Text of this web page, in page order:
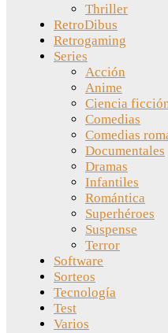
Thriller
RetroDibus
Retrogaming
Series
Acción
Anime
Ciencia
Comedias
Comedias
Documentales
Dramas
Infantiles
Romántica
Superhéroes
Suspense
Terror
Software
Sorteos
Tecnología
Test
Varios